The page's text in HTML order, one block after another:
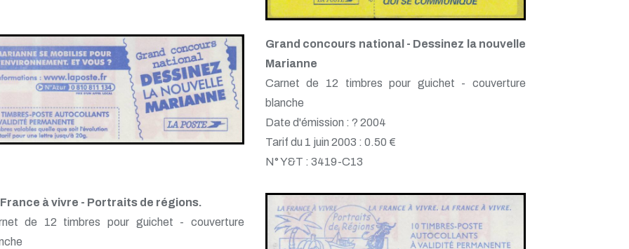
Grand concours national - Dessinez la nouvelle
Marianne
Carnet de 12 timbres pour guichet - couverture
blanche
Date d'émission : ? 2004
Tarif du 1 juin 2003 : 0.50 €
N° Y&T : 3419-C13
France à vivre - Portraits de régions.
de 12 timbres pour guichet - couverture